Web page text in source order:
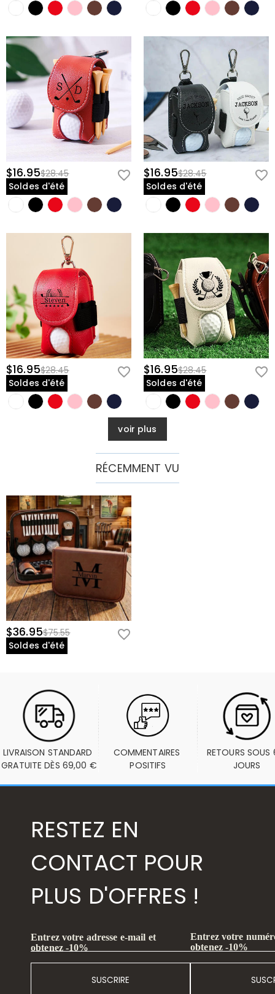
$16.95$28.45
Soldes d'été
$16.95$28.45
Soldes d'été
$16.95$28.45
Soldes d'été
$16.95$28.45
Soldes d'été
voir plus
RÉCEMMENT VU
$36.95$75.55
Soldes d'été
LIVRAISON STANDARD
GRATUITE DÈS 69,00 €
COMMENTAIRES
POSITIFS
RETOURS SOUS
JOURS
RESTEZ EN
CONTACT POUR
PLUS D'OFFRES !
Entrez votre adresse e-mail et
obtenez -10%
SUSCRIRE
Entrez votre
obtenez -10%